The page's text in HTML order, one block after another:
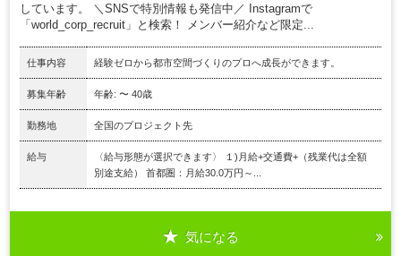
しています。 ＼SNSで特別情報も発信中／ Instagramで
「world_corp_recruit」と検索！ メンバー紹介など限定...
仕事内容 経験ゼロから都市空間づくりのプロへ成長ができます。
募集年齢 年齢: 〜 40歳
勤務地 全国のプロジェクト先
給与
〈給与形態が選択できます〉 １)月給+交通費+（残業代は全額
別途支給） 首都圏：月給30.0万円～...
気になる